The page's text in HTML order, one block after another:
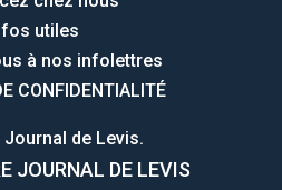
utiles
à nos infolettres
CONFIDENTIALITÉ
de Levis.
JOURNAL DE LEVIS